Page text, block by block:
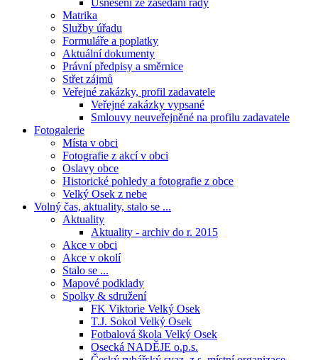
Usnesení ze zasedání rady
Matrika
Služby úřadu
Formuláře a poplatky
Aktuální dokumenty
Právní předpisy a směrnice
Střet zájmů
Veřejné zakázky, profil zadavatele
Veřejné zakázky vypsané
Smlouvy neuveřejněné na profilu zadavatele
Fotogalerie
Místa v obci
Fotografie z akcí v obci
Oslavy obce
Historické pohledy a fotografie z obce
Velký Osek z nebe
Volný čas, aktuality, stalo se ...
Aktuality
Aktuality - archiv do r. 2015
Akce v obci
Akce v okolí
Stalo se ...
Mapové podklady
Spolky & sdružení
FK Viktorie Velký Osek
T.J. Sokol Velký Osek
Fotbalová škola Velký Osek
Osecká NADĚJE o.p.s.